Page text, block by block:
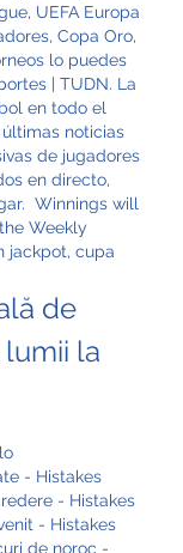
UEFA Europa
Copa Oro,
lo puedes
| TUDN. La
en todo el
noticias
de jugadores
en directo,
Winnings will
Weekly
jackpot, cupa
de
lumii la
- Histakes
- Histakes
- Histakes
de noroc -